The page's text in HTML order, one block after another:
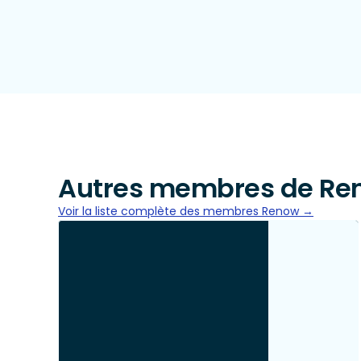
Autres membres de
Voir la liste complète des membres Renow →